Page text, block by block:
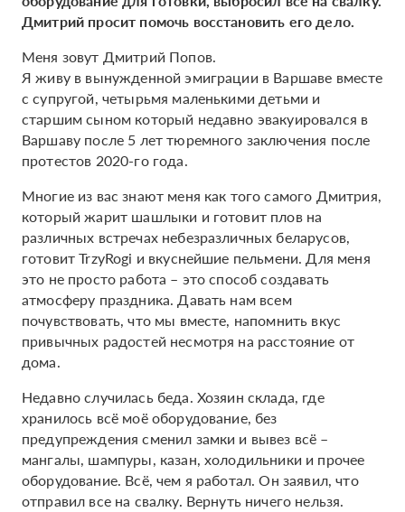
Дмитрий просит помочь восстановить его дело.
Меня зовут Дмитрий Попов.
Я живу в вынужденной эмиграции в Варшаве вместе
с супругой, четырьмя маленькими детьми и
старшим сыном который недавно эвакуировался в
Варшаву после 5 лет тюремного заключения после
протестов 2020-го года.
Многие из вас знают меня как того самого Дмитрия,
который жарит шашлыки и готовит плов на
различных встречах небезразличных беларусов,
готовит TrzyRogi и вкуснейшие пельмени. Для меня
это не просто работа – это способ создавать
атмосферу праздника. Давать нам всем
почувствовать, что мы вместе, напомнить вкус
привычных радостей несмотря на расстояние от
дома.
Недавно случилась беда. Хозяин склада, где
хранилось всё моё оборудование, без
предупреждения сменил замки и вывез всё –
мангалы, шампуры, казан, холодильники и прочее
оборудование. Всё, чем я работал. Он заявил, что
отправил все на свалку. Вернуть ничего нельзя.